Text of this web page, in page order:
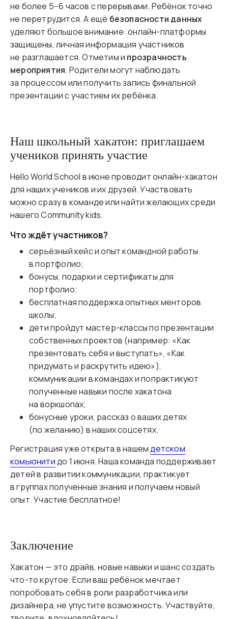
не более 5−6 часов с перерывами. Ребёнок точно
не перетрудится. А ещё безопасности данных
уделяют большое внимание: онлайн-платформы
защищены, личная информация участников
не разглашается. Отметим и прозрачность
мероприятия. Родители могут наблюдать
за процессом или получить запись финальной
презентации с участием их ребёнка.
Наш школьный хакатон: приглашаем
учеников принять участие
Hello World School в июне проводит онлайн-хакатон
для наших учеников и их друзей. Участвовать
можно сразу в команде или найти желающих среди
нашего Community kids.
Что ждёт участников?
серьёзный кейс и опыт командной работы
в портфолио;
бонусы, подарки и сертификаты для
портфолио;
бесплатная поддержка опытных менторов
школы;
дети пройдут мастер-классы по презентации
собственных проектов (например: «Как
презентовать себя и выступать», «Как
придумать и раскрутить идею»),
коммуникации в командах и попрактикуют
полученные навыки после хакатона
на воркшопах;
бонусные уроки, рассказ о ваших детях
(по желанию) в наших соцсетях.
Регистрация уже открыта в нашемдетском
комьюнитидо 1 июня. Наша команда поддерживает
детей в развитии коммуникации, практикует
в группах полученные знания и получаем новый
опыт. Участие бесплатное!
Заключение
Хакатон — это драйв, новые навыки и шанс создать
что-то крутое. Если ваш ребёнок мечтает
попробовать себя в роли разработчика или
дизайнера, не упустите возможность. Участвуйте,